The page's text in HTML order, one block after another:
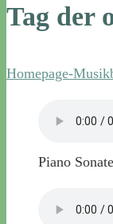
Tag der
Homepage-
Piano